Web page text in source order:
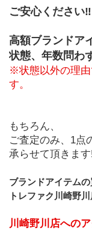
ご安心ください‼
高額ブランドア
状態、年数問わ
※状態以外の理由
す。
もちろん、
ご査定のみ、1点
承らせて頂きます
ブランドアイテム
トレファク川崎野
川崎野川店への